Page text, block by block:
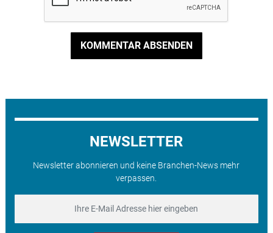
KOMMENTAR ABSENDEN
NEWSLETTER
Newsletter abonnieren und keine Branchen-News mehr
verpassen.